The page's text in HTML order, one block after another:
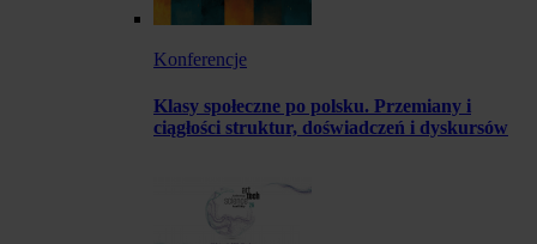
Konferencje
Klasy społeczne po polsku. Przemiany i
ciągłości struktur, doświadczeń i dyskursów